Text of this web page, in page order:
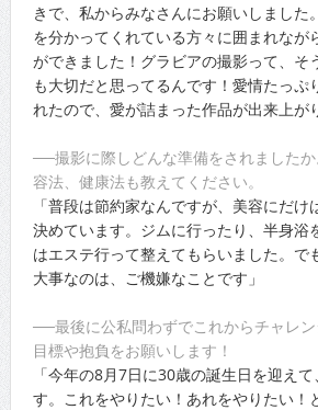
きで、私からみなさんにお願いしました
を分かってくれている方々に囲まれなが
ができました！グラビアの撮影って、そ
も大切だと思ってるんです！愛情たっぷ
れたので、愛が詰まった作品が出来上が
──撮影に際しどんな準備をされました
容法、健康法も教えてください。
「普段は節約家なんですが、美容にだけ
決めています。ジムに行ったり、半身浴
はエステ行って整えてもらいました。で
大事なのは、ご機嫌なことです」
──最後に公私問わずでこれからチャレン
目標や抱負をお願いします！
「今年の8月7日に30歳の誕生日を迎え
す。これをやりたい！あれをやりたい！